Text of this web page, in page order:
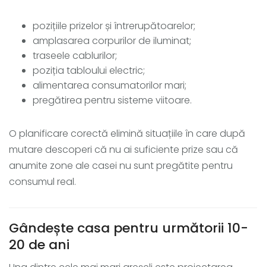
pozițiile prizelor și întrerupătoarelor;
amplasarea corpurilor de iluminat;
traseele cablurilor;
poziția tabloului electric;
alimentarea consumatorilor mari;
pregătirea pentru sisteme viitoare.
O planificare corectă elimină situațiile în care după
mutare descoperi că nu ai suficiente prize sau că
anumite zone ale casei nu sunt pregătite pentru
consumul real.
Gândește casa pentru următorii 10-
20 de ani